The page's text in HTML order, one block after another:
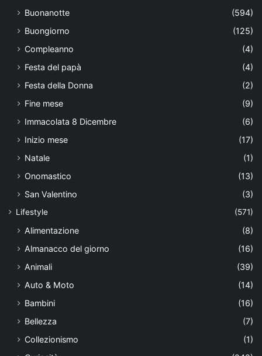
Buonanotte
(594)
Buongiorno
(125)
Compleanno
(4)
Festa del papà
(4)
Festa della Donna
(2)
Fine mese
(9)
Immacolata 8 Dicembre
(6)
Inizio mese
(17)
Natale
(1)
Onomastico
(13)
San Valentino
(3)
Lifestyle (571)
Alimentazione
(8)
Almanacco del giorno
(16)
Animali
(39)
Auto & Moto
(14)
Bambini
(16)
Bellezza
(7)
Collezionismo
(1)